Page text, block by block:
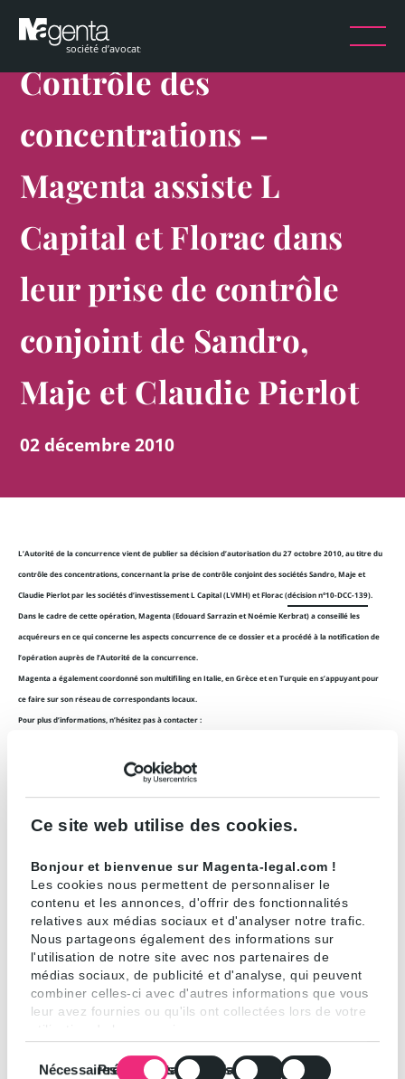
Ce site web utilise des cookies.
Bonjour et bienvenue sur Magenta-legal.com !
Les cookies nous permettent de personnaliser le
contenu et les annonces, d'offrir des fonctionnalités
relatives aux médias sociaux et d'analyser notre trafic.
Nous partageons également des informations sur
l'utilisation de notre site avec nos partenaires de
médias sociaux, de publicité et d'analyse, qui peuvent
combiner celles-ci avec d'autres informations que vous
leur avez fournies ou qu'ils ont collectées lors de votre
NécessairesPréférencesStatistiquesMarketing
Contrôle des
concentrations –
Magenta assiste L
Capital et Florac dans
leur prise de contrôle
conjoint de Sandro,
Maje et Claudie Pierlot
02 décembre 2010
L’Autorité de la concurrence vient de publier sa décision d’autorisation du 27 octobre 2010, au titre du
contrôle des concentrations, concernant la prise de contrôle conjoint des sociétés Sandro, Maje et
Claudie Pierlot par les sociétés d’investissement L Capital (LVMH) et Florac (décision n°10-DCC-139).
Dans le cadre de cette opération, Magenta (Edouard Sarrazin et Noémie Kerbrat) a conseillé les
acquéreurs en ce qui concerne les aspects concurrence de ce dossier et a procédé à la notification de
l’opération auprès de l’Autorité de la concurrence.
Magenta a également coordonné son multifiling en Italie, en Grèce et en Turquie en s’appuyant pour
ce faire sur son réseau de correspondants locaux.
Pour plus d’informations, n’hésitez pas à contacter :
Fax : + 33 1 42 25 10 74
Edouard.sarrazin@magenta-legal.com